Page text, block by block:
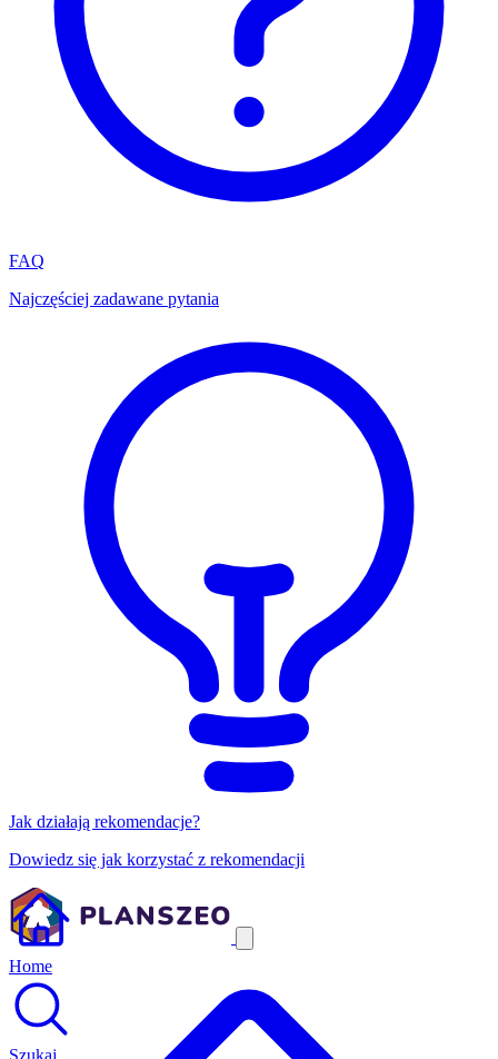
FAQ
Najczęściej zadawane pytania
Jak działają rekomendacje?
Dowiedz się jak korzystać z rekomendacji
Home
Szukaj